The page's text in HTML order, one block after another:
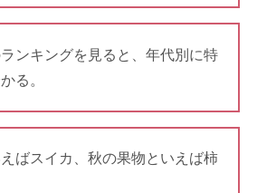
ンキングを見ると、年代別に特
る。
ばスイカ、秋の果物といえば柿